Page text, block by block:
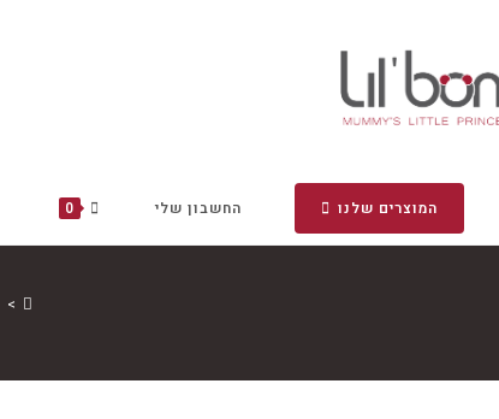
המוצרים שלנו החשבון שלי 0
>